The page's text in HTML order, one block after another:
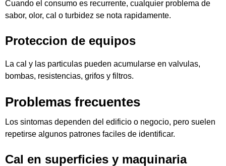
Cuando el consumo es recurrente, cualquier problema de
sabor, olor, cal o turbidez se nota rapidamente.
Proteccion de equipos
La cal y las particulas pueden acumularse en valvulas,
bombas, resistencias, grifos y filtros.
Problemas frecuentes
Los sintomas dependen del edificio o negocio, pero suelen
repetirse algunos patrones faciles de identificar.
Cal en superficies y maquinaria